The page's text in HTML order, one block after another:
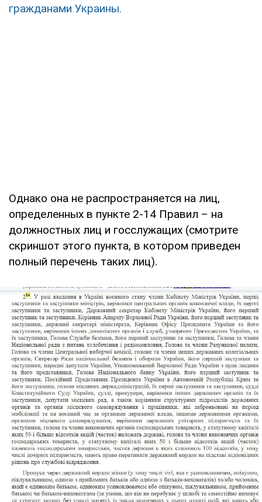
гражданами Украины.
Однако она не распространяется на лиц,
определенных в пункте 2-14 Правил – на
должностных лиц и госслужащих (смотрите
скриншот этого пункта, в котором приведен
полный перечень таких лиц).